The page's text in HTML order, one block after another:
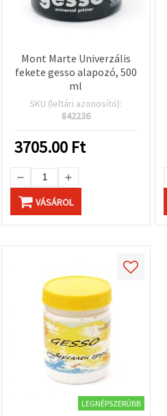
Mont Marte Univerzális
fekete gesso alapozó, 500
ml
SKU (leltári azonosító):
842236
3705.00 Ft
VÁSÁROL
LEGNÉPSZERŰBB